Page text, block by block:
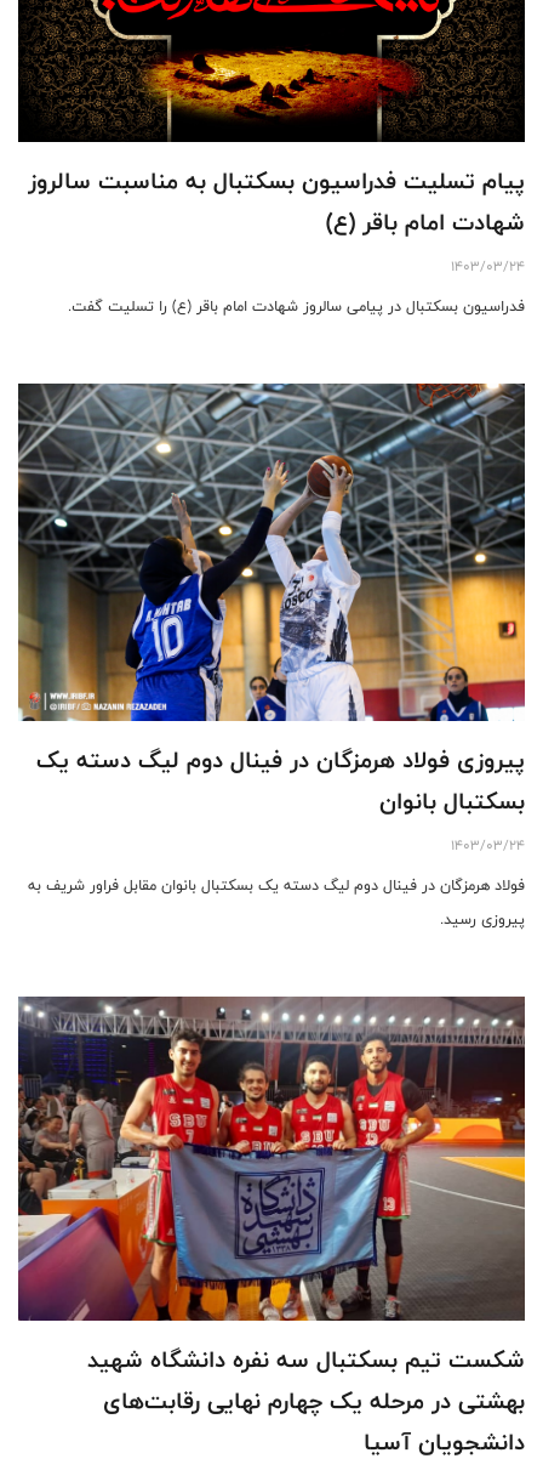
پیام تسلیت فدراسیون بسکتبال به مناسبت سالروز
شهادت امام باقر (ع)
1403/03/24
فدراسیون بسکتبال در پیامی سالروز شهادت امام باقر (ع) را تسلیت گفت.
پیروزی فولاد هرمزگان در فینال دوم لیگ دسته یک
بسکتبال بانوان
1403/03/24
فولاد هرمزگان در فینال دوم لیگ دسته یک بسکتبال بانوان مقابل فراور شریف به
پیروزی رسید.
شکست تیم بسکتبال سه نفره دانشگاه شهید
بهشتی در مرحله یک چهارم نهایی رقابت‌های
دانشجویان آسیا